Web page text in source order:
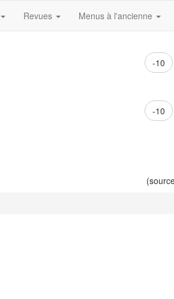
Revues Menus à l'ancienne
-10
-10